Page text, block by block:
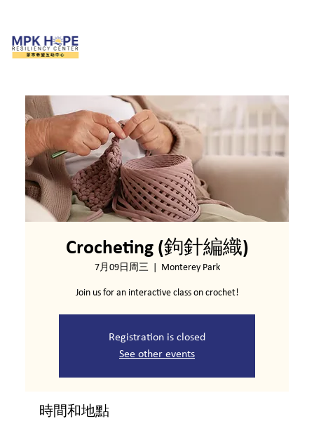
Crocheting (鉤針編織)
7月09日周三
  |
Monterey Park
Join us for an interactive class on crochet!
Registration is closed
See other events
時間和地點